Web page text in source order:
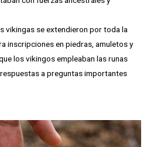
vikingas se extendieron por toda la
inscripciones en piedras, amuletos y
los vikingos empleaban las runas
a preguntas importantes